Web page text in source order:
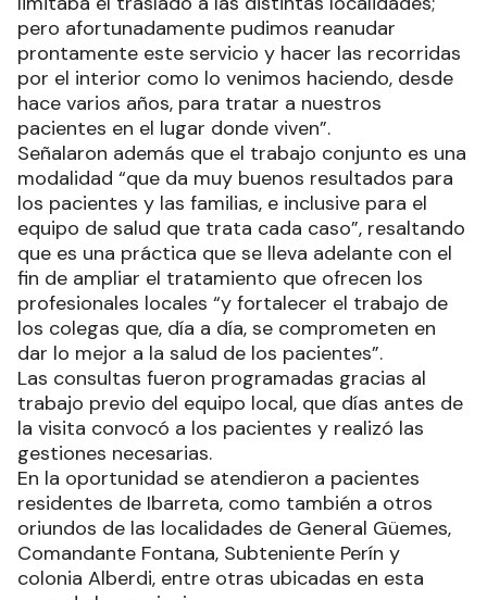
pero afortunadamente pudimos reanudar
prontamente este servicio y hacer las recorridas
por el interior como lo venimos haciendo, desde
hace varios años, para tratar a nuestros
pacientes en el lugar donde viven”.
Señalaron además que el trabajo conjunto es una
modalidad “que da muy buenos resultados para
los pacientes y las familias, e inclusive para el
equipo de salud que trata cada caso”, resaltando
que es una práctica que se lleva adelante con el
fin de ampliar el tratamiento que ofrecen los
profesionales locales “y fortalecer el trabajo de
los colegas que, día a día, se comprometen en
dar lo mejor a la salud de los pacientes”.
Las consultas fueron programadas gracias al
trabajo previo del equipo local, que días antes de
la visita convocó a los pacientes y realizó las
gestiones necesarias.
En la oportunidad se atendieron a pacientes
residentes de Ibarreta, como también a otros
oriundos de las localidades de General Güemes,
Comandante Fontana, Subteniente Perín y
colonia Alberdi, entre otras ubicadas en esta